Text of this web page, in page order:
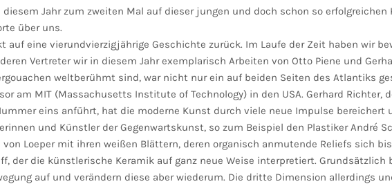
Jahr zum zweiten Mal auf dieser jungen und doch schon so
über uns.
auf eine vierundvierzigjährige Geschichte zurück. Im Laufe der Zeit haben wir
Vertreter wir in diesem Jahr exemplarisch Arbeiten von Otto Piene und
weltberühmt sind, war nicht nur ein auf beiden Seiten des Atlantiks
am MIT (Massachusetts Institute of Technology) in den USA. Gerhard
eins anführt, hat die moderne Kunst durch viele neue Impulse bereichert
und Künstler der Gegenwartskunst, so zum Beispiel den Plastiker André
von Loeper mit ihren weißen Blättern, deren organisch anmutende Reliefs sich
der die künstlerische Keramik auf ganz neue Weise interpretiert.
auf und verändern diese aber wiederum. Die dritte Dimension allerdings